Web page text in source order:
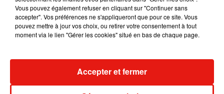
Ariana Grande prendra une pause après
sa tournée mondiale
Vous pouvez également refuser en cliquant sur "Continuer sans
accepter". Vos préférences ne s'appliqueront que pour ce site. Vous
pouvez mettre à jour vos choix, ou retirer votre consentement à tout
moment via le lien "Gérer les cookies" situé en bas de chaque page.
Accepter et fermer